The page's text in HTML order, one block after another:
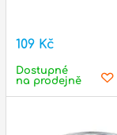
109 Kč
Dostupné
na prodejně